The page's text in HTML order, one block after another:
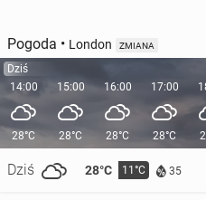
Pogoda • London ZMIANA
Dziś
14:00
28°C
Dziś 28°C 11°C 35
15:00
28°C
16:00
28°C
17:00
28°C